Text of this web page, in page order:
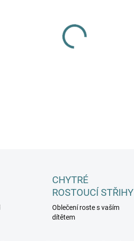
CHYTRÉ
ROSTOUCÍ STŘIHY
Oblečení roste s vaším
dítětem